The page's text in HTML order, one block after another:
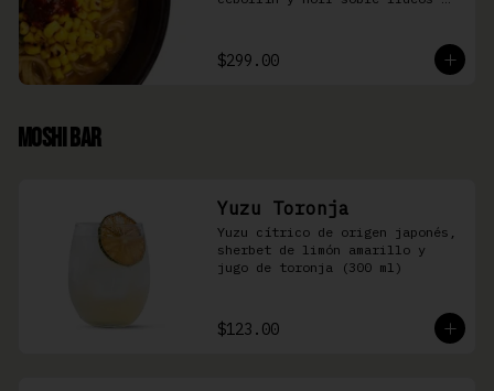
$299.00
Moshi Bar
Yuzu Toronja
Yuzu cítrico de origen japonés,
sherbet de limón amarillo y
jugo de toronja (300 ml)
$123.00